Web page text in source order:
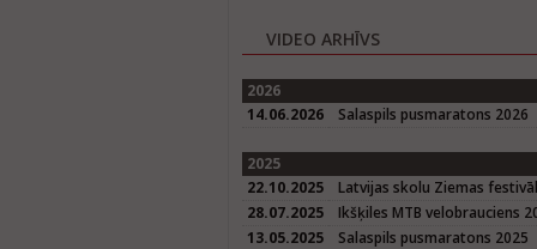
VIDEO ARHĪVS
2026
14.06.2026
Salaspils pusmaratons 2026
2025
22.10.2025
Latvijas skolu Ziemas
28.07.2025
Ikšķiles MTB velobrauciens
13.05.2025
Salaspils pusmaratons 2025